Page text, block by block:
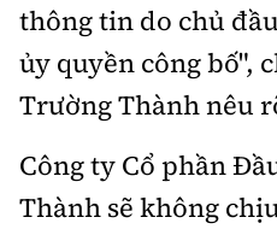
thông tin do chủ
ủy quyền công bố",
Trường Thành nêu
Công ty Cổ phần
Thành sẽ không